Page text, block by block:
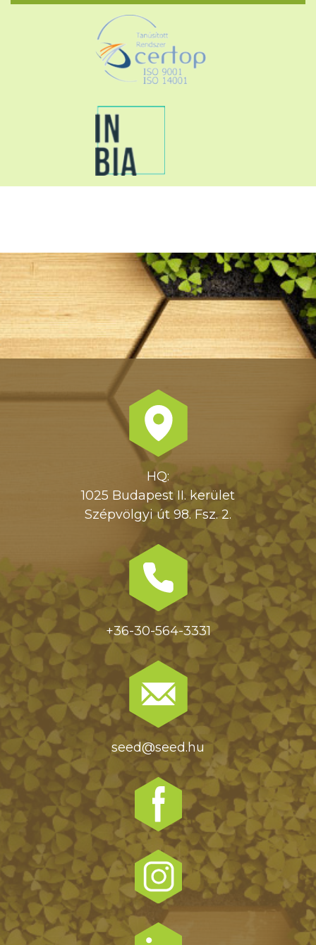
HQ:
1025 Budapest II. kerület
Szépvölgyi út 98. Fsz. 2.
+36-30-564-3331
seed@seed.hu